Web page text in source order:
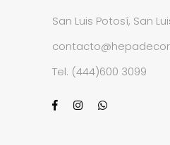
San Luis Potosí, San
Tel. (444)600 3099